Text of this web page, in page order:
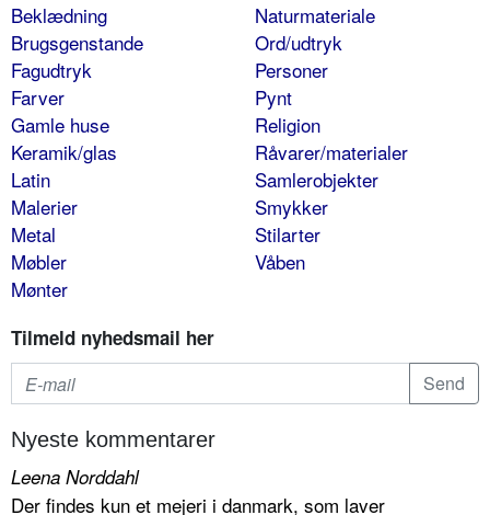
Beklædning
Brugsgenstande
Fagudtryk
Farver
Gamle huse
Keramik/glas
Latin
Malerier
Metal
Møbler
Mønter
Naturmateriale
Ord/udtryk
Personer
Pynt
Religion
Råvarer/materialer
Samlerobjekter
Smykker
Stilarter
Våben
Tilmeld nyhedsmail her
Nyeste kommentarer
Leena Norddahl
Der findes kun et mejeri i danmark, som laver